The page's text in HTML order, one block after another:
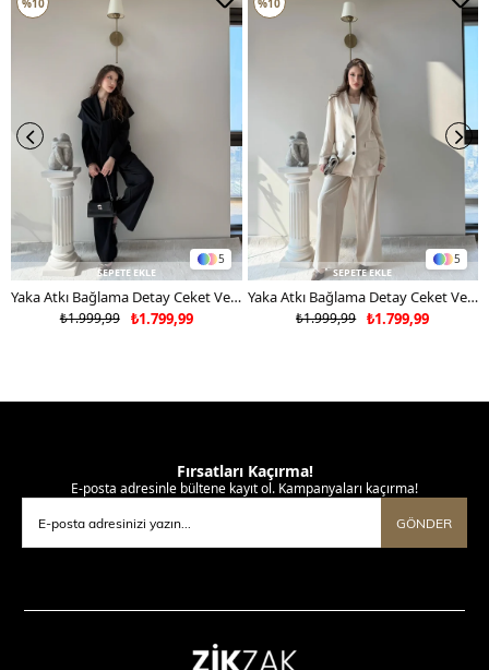
5
SEPETE EKLE
Yaka Atkı Bağlama Detay Ceket Ve Pantolonlu Double Kumaş İkili Takım Siyah 2117
₺1.799,99
₺1.999,99
%10
5
SEPETE EKLE
Yaka Atkı Bağlama Detay Ceket Ve Pantolonlu Double Kumaş İkili Takım Bej 2117
₺1.799,99
₺1.999,99
%10
Fırsatları Kaçırma!
E-posta adresinle bültene kayıt ol. Kampanyaları kaçırma!
GÖNDER